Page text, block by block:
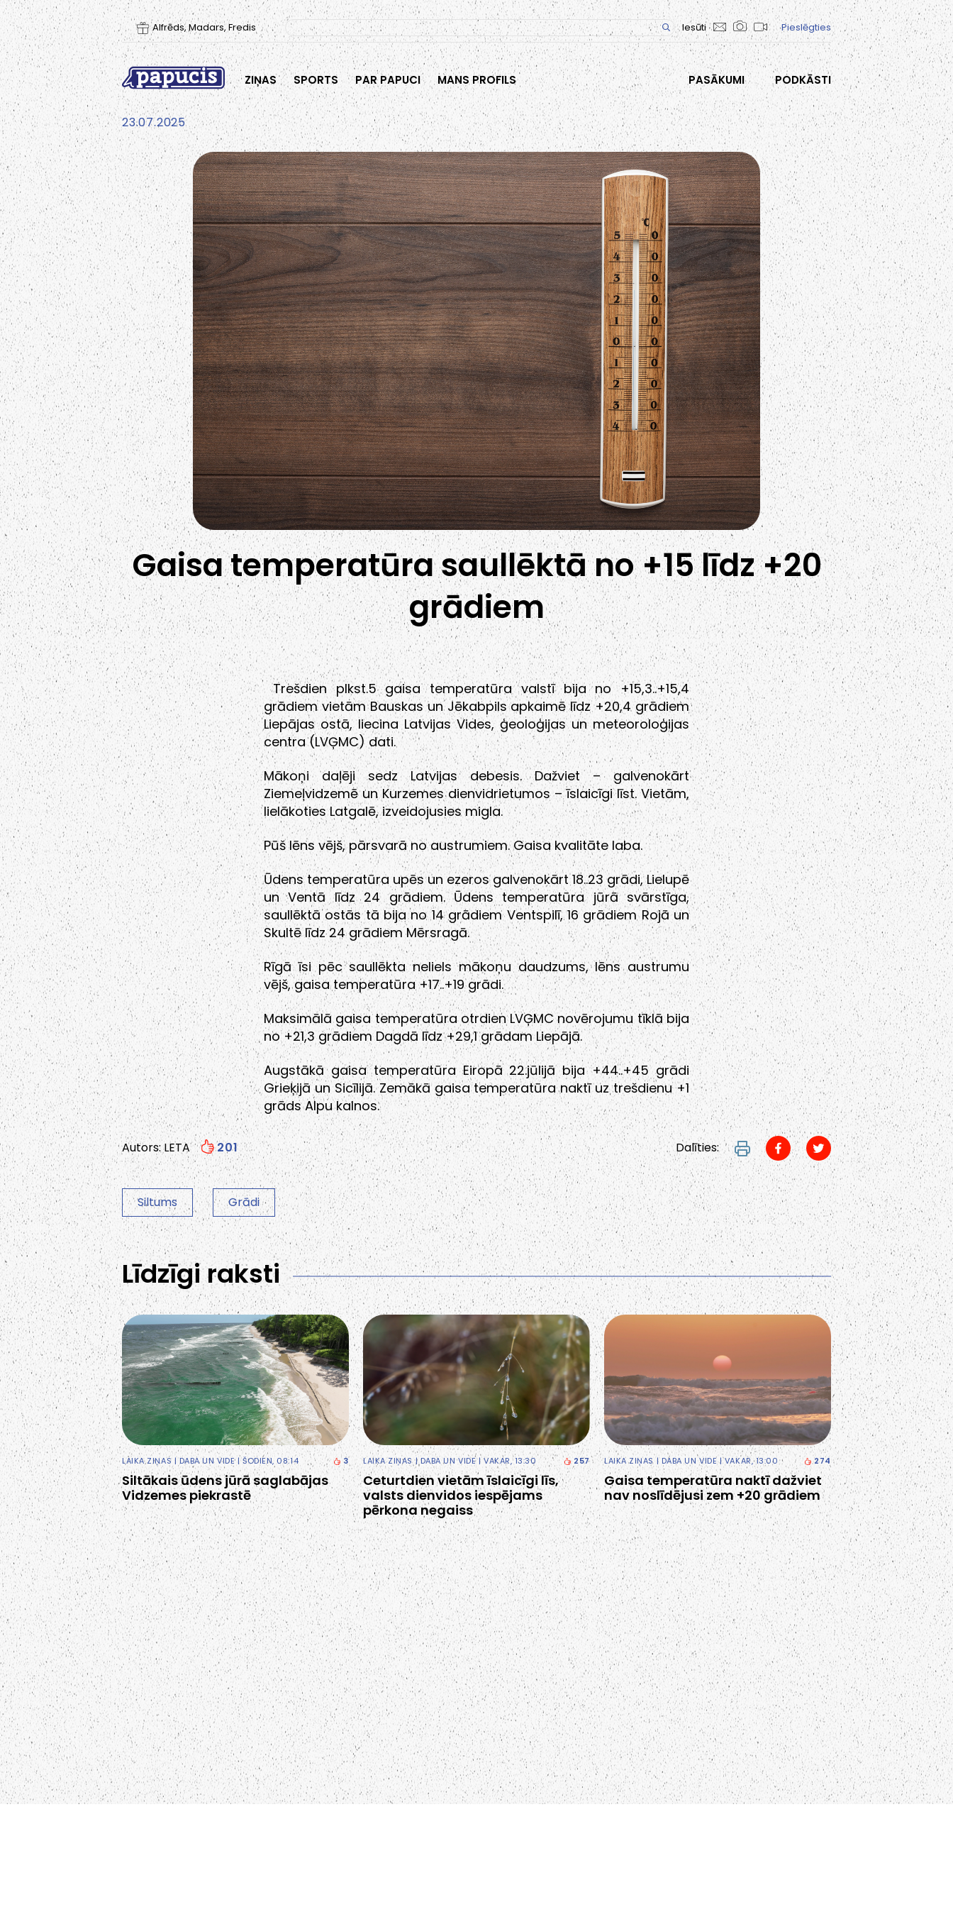
Alfrēds, Madars, Fredis Iesūti Pieslēgties
ZIŅAS SPORTS PAR PAPUCI MANS PROFILS PASĀKUMI PODKĀSTI
23.07.2025
Gaisa temperatūra saullēktā no +15 līdz +20
grādiem
Trešdien plkst.5 gaisa temperatūra valstī bija no +15,3..+15,4
grādiem vietām Bauskas un Jēkabpils apkaimē līdz +20,4 grādiem
Liepājas ostā, liecina Latvijas Vides, ģeoloģijas un meteoroloģijas
centra (LVĢMC) dati.
Mākoņi daļēji sedz Latvijas debesis. Dažviet – galvenokārt
Ziemeļvidzemē un Kurzemes dienvidrietumos – īslaicīgi līst. Vietām,
lielākoties Latgalē, izveidojusies migla.
Pūš lēns vējš, pārsvarā no austrumiem. Gaisa kvalitāte laba.
Ūdens temperatūra upēs un ezeros galvenokārt 18..23 grādi, Lielupē
un Ventā līdz 24 grādiem. Ūdens temperatūra jūrā svārstīga,
saullēktā ostās tā bija no 14 grādiem Ventspilī, 16 grādiem Rojā un
Skultē līdz 24 grādiem Mērsragā.
Rīgā īsi pēc saullēkta neliels mākoņu daudzums, lēns austrumu
vējš, gaisa temperatūra +17..+19 grādi.
Maksimālā gaisa temperatūra otrdien LVĢMC novērojumu tīklā bija
no +21,3 grādiem Dagdā līdz +29,1 grādam Liepājā.
Augstākā gaisa temperatūra Eiropā 22.jūlijā bija +44..+45 grādi
Grieķijā un Sicīlijā. Zemākā gaisa temperatūra naktī uz trešdienu +1
grāds Alpu kalnos.
Autors: LETA 201 Dalīties:
Siltums Grādi
Līdzīgi raksti
LAIKA ZIŅAS | DABA UN VIDE| ŠODIEN, 08:14 3
Siltākais ūdens jūrā saglabājas
Vidzemes piekrastē
LAIKA ZIŅAS| DABA UN VIDE| VAKAR, 13:30 257
Ceturtdien vietām īslaicīgi līs,
valsts dienvidos iespējams
pērkona negaiss
LAIKA ZIŅAS | DABA UN VIDE| VAKAR, 13:00 274
Gaisa temperatūra naktī dažviet
nav noslīdējusi zem +20 grādiem